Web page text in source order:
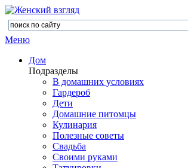
Меню
Дом
Подразделы
В домашних условиях
Гардероб
Дети
Домашние питомцы
Кулинария
Полезные советы
Свадьба
Своими руками